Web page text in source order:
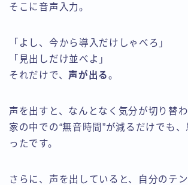
そこに音声入力。
「よし、今から導入だけしゃべろ」
「見出しだけ並べよ」
それだけで、 声が出る。
声を出すと、なんとなく気分が切り替わ
家の中での“無音時間”が減るだけでも
ったです。
さらに、声を出していると、自分のテ